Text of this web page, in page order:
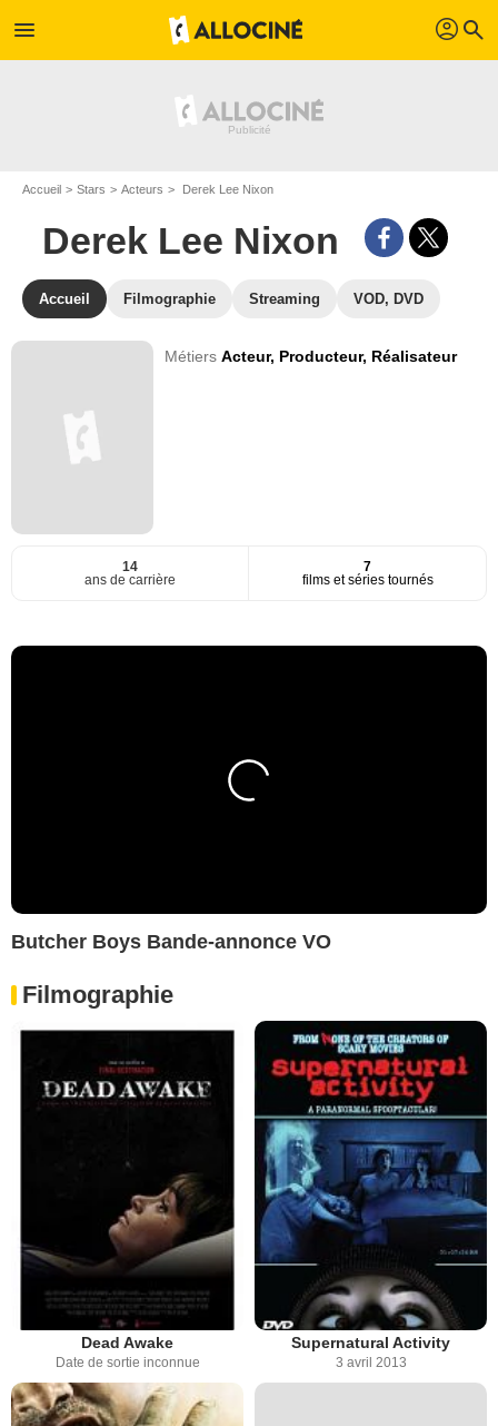
menu profil search
Accueil Stars Acteurs Derek Lee Nixon
Derek Lee Nixon
Accueil Filmographie Streaming VOD, DVD
MétiersActeur, Producteur, Réalisateur
14
ans de carrière
7
films et séries tournés
Butcher Boys Bande-annonce VO
Filmographie
Dead Awake
Date de sortie inconnue
Supernatural Activity
3 avril 2013